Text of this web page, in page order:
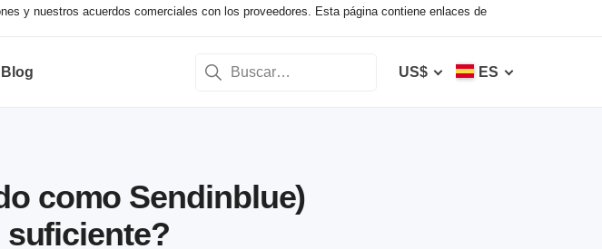
y nuestros acuerdos comerciales con los proveedores. Esta página contiene enlaces de
Blog US$ ES
como Sendinblue)
suficiente?